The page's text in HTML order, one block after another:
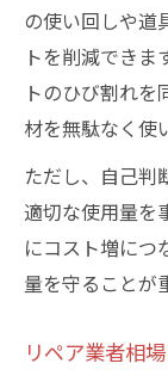
の使い回しや道
トを削減でき
トのひび割れ
材を無駄なく使
ただし、自己判
適切な使用量を
にコスト増につ
量を守ることが
リペア業者相